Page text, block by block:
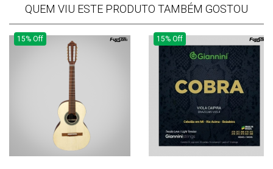
QUEM VIU ESTE PRODUTO TAMBÉM GOSTOU
15% Off 15% Off